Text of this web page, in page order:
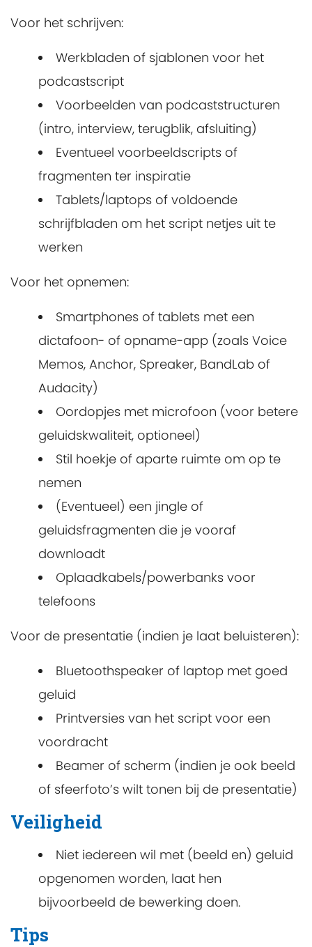
Voor het schrijven:
Werkbladen of sjablonen voor het
podcastscript
Voorbeelden van podcaststructuren
(intro, interview, terugblik, afsluiting)
Eventueel voorbeeldscripts of
fragmenten ter inspiratie
Tablets/laptops of voldoende
schrijfbladen om het script netjes uit te
werken
Voor het opnemen:
Smartphones of tablets met een
dictafoon- of opname-app (zoals Voice
Memos, Anchor, Spreaker, BandLab of
Audacity)
Oordopjes met microfoon (voor betere
geluidskwaliteit, optioneel)
Stil hoekje of aparte ruimte om op te
nemen
(Eventueel) een jingle of
geluidsfragmenten die je vooraf
downloadt
Oplaadkabels/powerbanks voor
telefoons
Voor de presentatie (indien je laat beluisteren):
Bluetoothspeaker of laptop met goed
geluid
Printversies van het script voor een
voordracht
Beamer of scherm (indien je ook beeld
of sfeerfoto’s wilt tonen bij de presentatie)
Veiligheid
Niet iedereen wil met (beeld en) geluid
opgenomen worden, laat hen
bijvoorbeeld de bewerking doen.
Tips